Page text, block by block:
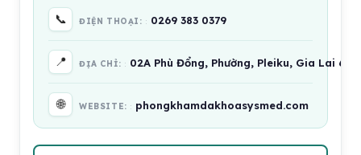
📞 ĐIỆN THOẠI: 0269 383 0379
📍 ĐỊA CHỈ: 02A Phù Đổng, Phường, Pleiku, Gia Lai
🌐 WEBSITE: phongkhamdakhoasysmed.com